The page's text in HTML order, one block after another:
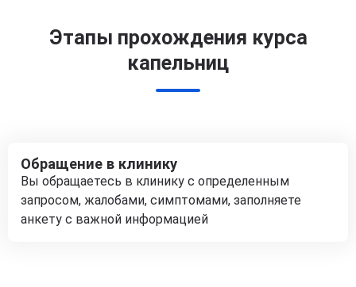
Этапы прохождения курса
капельниц
Обращение в клинику
Вы обращаетесь в клинику с определенным
запросом, жалобами, симптомами, заполняете
анкету с важной информацией